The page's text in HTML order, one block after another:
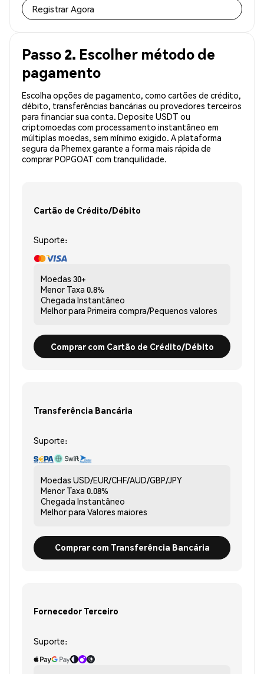
Registrar Agora
Passo 2. Escolher método de
pagamento
Escolha opções de pagamento, como cartões de crédito,
débito, transferências bancárias ou provedores terceiros
para financiar sua conta. Deposite USDT ou
criptomoedas com processamento instantâneo em
múltiplas moedas, sem mínimo exigido. A plataforma
segura da Phemex garante a forma mais rápida de
comprar POPGOAT com tranquilidade.
Cartão de Crédito/Débito
Suporte:
Moedas 30+
Menor Taxa 0.8%
Chegada Instantâneo
Melhor para Primeira compra/Pequenos valores
Comprar com Cartão de Crédito/Débito
Transferência Bancária
Suporte:
Moedas USD/EUR/CHF/AUD/GBP/JPY
Menor Taxa 0.08%
Chegada Instantâneo
Melhor para Valores maiores
Comprar com Transferência Bancária
Fornecedor Terceiro
Suporte: